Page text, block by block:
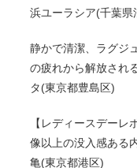
浜ユーラシア(千葉県
静かで清潔、ラグジ
の疲れから解放され
タ(東京都豊島区)
【レディースデーレ
像以上の没入感ある
亀(東京都港区)